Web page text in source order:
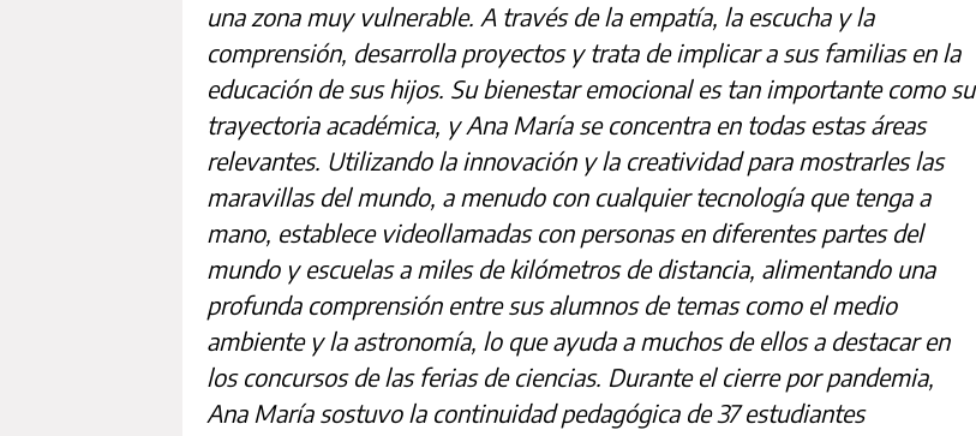
una zona muy vulnerable. A través de la empatía, la escucha y la
comprensión, desarrolla proyectos y trata de implicar a sus familias en la
educación de sus hijos. Su bienestar emocional es tan importante como su
trayectoria académica, y Ana María se concentra en todas estas áreas
relevantes. Utilizando la innovación y la creatividad para mostrarles las
maravillas del mundo, a menudo con cualquier tecnología que tenga a
mano, establece videollamadas con personas en diferentes partes del
mundo y escuelas a miles de kilómetros de distancia, alimentando una
profunda comprensión entre sus alumnos de temas como el medio
ambiente y la astronomía, lo que ayuda a muchos de ellos a destacar en
los concursos de las ferias de ciencias. Durante el cierre por pandemia,
Ana María sostuvo la continuidad pedagógica de 37 estudiantes